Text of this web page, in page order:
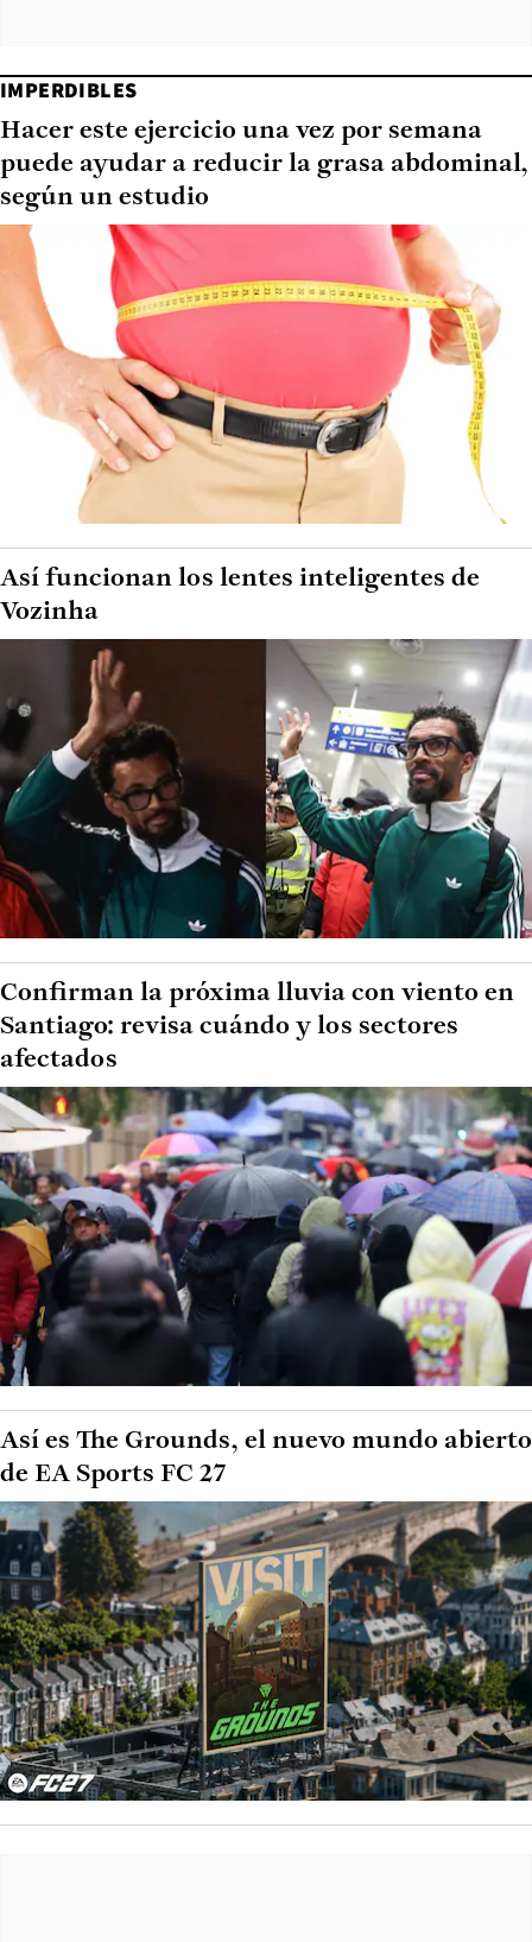
IMPERDIBLES
Hacer este ejercicio una vez por semana
puede ayudar a reducir la grasa abdominal,
según un estudio
Así funcionan los lentes inteligentes de
Vozinha
Confirman la próxima lluvia con viento en
Santiago: revisa cuándo y los sectores
afectados
Así es The Grounds, el nuevo mundo abierto
de EA Sports FC 27